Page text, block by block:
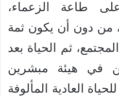
طاعة الزعماء،
من دون أن يكون ثمة
ثم الحياة بعد
في هيئة مبشرين
العادية المألوفة